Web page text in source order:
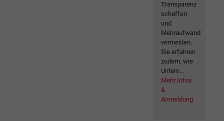
Transparenz
schaffen
und
Mehraufwand
vermeiden.
Sie erfahren
zudem, wie
Untern...
Mehr Infos
&
Anmeldung